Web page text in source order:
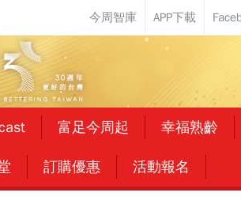
富足今周起 幸福熟齡
訂購優惠 活動報名